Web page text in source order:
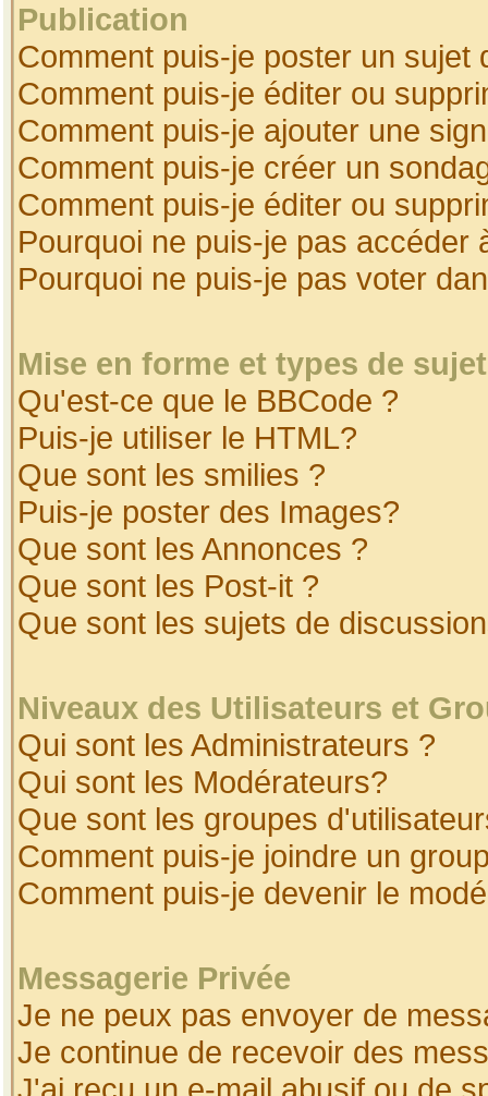
Publication
Comment puis-je poster un sujet
Comment puis-je éditer ou
Comment puis-je ajouter une
Comment puis-je créer un
Comment puis-je éditer ou
Pourquoi ne puis-je pas accéder
Pourquoi ne puis-je pas voter
Mise en forme et types de
Qu'est-ce que le BBCode ?
Puis-je utiliser le HTML?
Que sont les smilies ?
Puis-je poster des Images?
Que sont les Annonces ?
Que sont les Post-it ?
Que sont les sujets de
Niveaux des Utilisateurs et
Qui sont les Administrateurs ?
Qui sont les Modérateurs?
Que sont les groupes
Comment puis-je joindre un
Comment puis-je devenir le
Messagerie Privée
Je ne peux pas envoyer de
Je continue de recevoir des